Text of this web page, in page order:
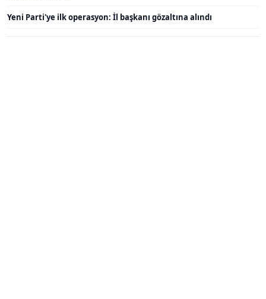
Yeni Parti'ye ilk operasyon: İl başkanı gözaltına alındı